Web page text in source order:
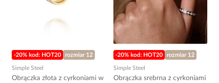
-20% kod: HOT20 rozmiar 12
Simple Steel
Obrączka złota z cyrkoniami w
-20% kod: HOT20 rozmiar 12
Simple Steel
Obrączka srebrna z cyrkoniami